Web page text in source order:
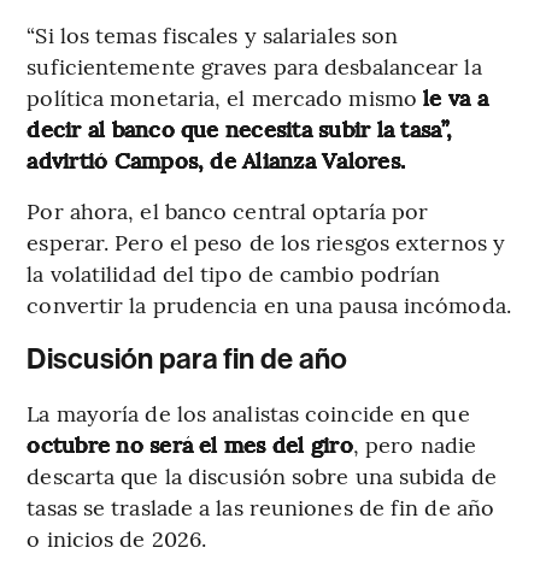
“Si los temas fiscales y salariales son
suficientemente graves para desbalancear la
política monetaria, el mercado mismole va a
decir al banco que necesita subir la tasa”,
advirtió Campos, de Alianza Valores.
Por ahora, el banco central optaría por
esperar. Pero el peso de los riesgos externos y
la volatilidad del tipo de cambio podrían
convertir la prudencia en una pausa incómoda.
Discusión para fin de año
La mayoría de los analistas coincide en que
octubre no será el mes del giro, pero nadie
descarta que la discusión sobre una subida de
tasas se traslade a las reuniones de fin de año
o inicios de 2026.